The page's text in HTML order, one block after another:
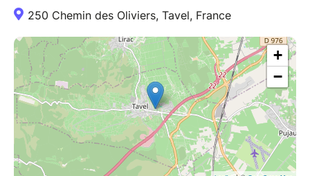
250 Chemin des Oliviers, Tavel, France
+
−